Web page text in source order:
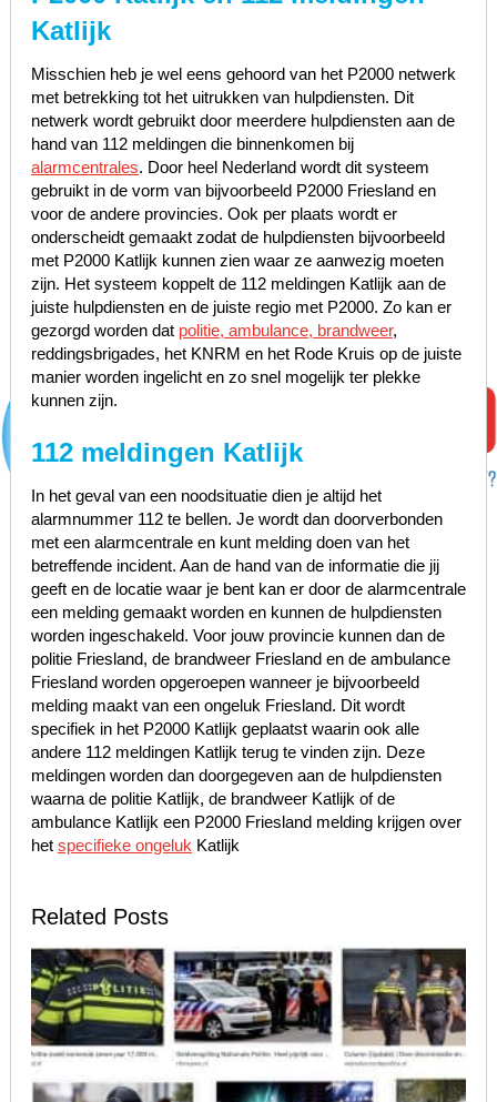
Katlijk
Misschien heb je wel eens gehoord van het P2000 netwerk
met betrekking tot het uitrukken van hulpdiensten. Dit
netwerk wordt gebruikt door meerdere hulpdiensten aan de
hand van 112 meldingen die binnenkomen bij
alarmcentrales. Door heel Nederland wordt dit systeem
gebruikt in de vorm van bijvoorbeeld P2000 Friesland en
voor de andere provincies. Ook per plaats wordt er
onderscheidt gemaakt zodat de hulpdiensten bijvoorbeeld
met P2000 Katlijk kunnen zien waar ze aanwezig moeten
zijn. Het systeem koppelt de 112 meldingen Katlijk aan de
juiste hulpdiensten en de juiste regio met P2000. Zo kan er
gezorgd worden dat politie, ambulance, brandweer,
reddingsbrigades, het KNRM en het Rode Kruis op de juiste
manier worden ingelicht en zo snel mogelijk ter plekke
kunnen zijn.
112 meldingen Katlijk
In het geval van een noodsituatie dien je altijd het
alarmnummer 112 te bellen. Je wordt dan doorverbonden
met een alarmcentrale en kunt melding doen van het
betreffende incident. Aan de hand van de informatie die jij
geeft en de locatie waar je bent kan er door de alarmcentrale
een melding gemaakt worden en kunnen de hulpdiensten
worden ingeschakeld. Voor jouw provincie kunnen dan de
politie Friesland, de brandweer Friesland en de ambulance
Friesland worden opgeroepen wanneer je bijvoorbeeld
melding maakt van een ongeluk Friesland. Dit wordt
specifiek in het P2000 Katlijk geplaatst waarin ook alle
andere 112 meldingen Katlijk terug te vinden zijn. Deze
meldingen worden dan doorgegeven aan de hulpdiensten
waarna de politie Katlijk, de brandweer Katlijk of de
ambulance Katlijk een P2000 Friesland melding krijgen over
het specifieke ongelukKatlijk
Related Posts